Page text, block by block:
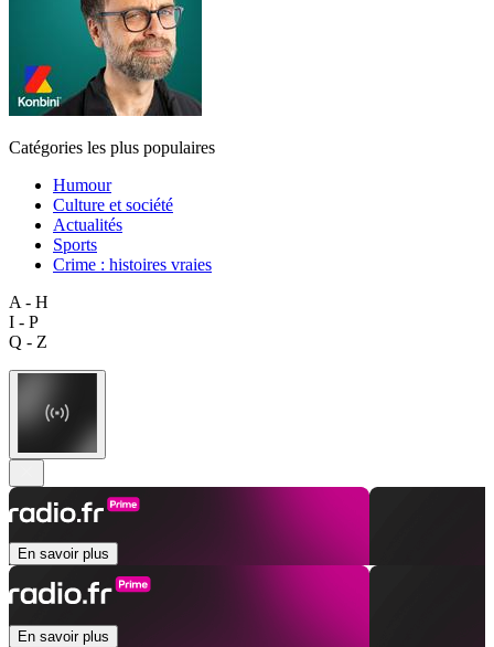
Catégories les plus populaires
Humour
Culture et société
Actualités
Sports
Crime : histoires vraies
A - H
I - P
Q - Z
En savoir plus
En savoir plus